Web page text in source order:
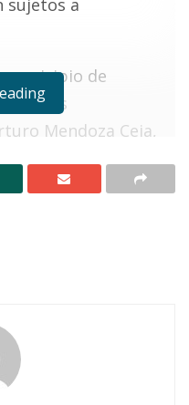
de
Mendoza Ceja,
Arellano,